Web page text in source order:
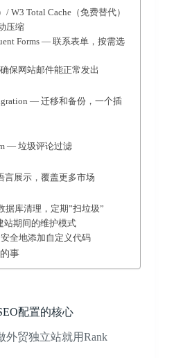
/ W3 Total Cache（免费替代）
压缩
Forms — 联系表单，按需选
保网站邮件能正常发出
— 迁移和备份，一个插
— 垃圾评论过滤
言展示，覆盖更多市场
据库清理，定期”扫垃圾”
站期间的维护模式
全地添加自定义代码
事
配置的核心
外贸独立站就用Rank